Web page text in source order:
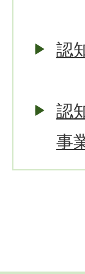
認
認
事